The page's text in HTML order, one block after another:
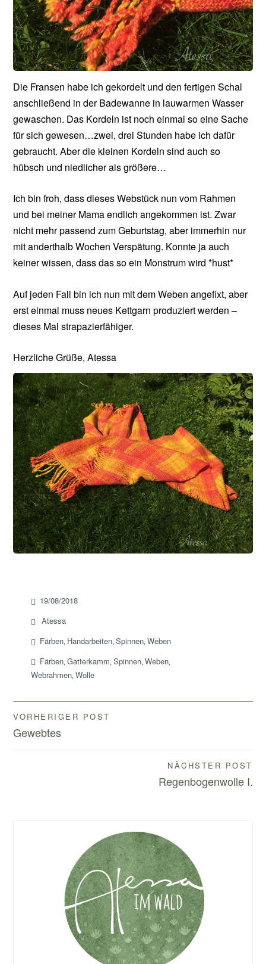
Die Fransen habe ich gekordelt und den fertigen Schal
anschließend in der Badewanne in lauwarmen Wasser
gewaschen. Das Kordeln ist noch einmal so eine Sache
für sich gewesen…zwei, drei Stunden habe ich dafür
gebraucht. Aber die kleinen Kordeln sind auch so
hübsch und niedlicher als größere…
Ich bin froh, dass dieses Webstück nun vom Rahmen
und bei meiner Mama endlich angekommen ist. Zwar
nicht mehr passend zum Geburtstag, aber immerhin nur
mit anderthalb Wochen Verspätung. Konnte ja auch
keiner wissen, dass das so ein Monstrum wird *hust*
Auf jeden Fall bin ich nun mit dem Weben angefixt, aber
erst einmal muss neues Kettgarn produziert werden –
dieses Mal strapazierfähiger.
Herzliche Grüße, Atessa
19/08/2018
Atessa
Färben, Handarbeiten,Spinnen,Weben
Färben ,Gatterkamm ,Spinnen ,Weben
Webrahmen,Wolle
Beitragsnavigation
VORHERIGER POST
Gewebtes
NÄCHSTER POST
Regenbogenwolle I.